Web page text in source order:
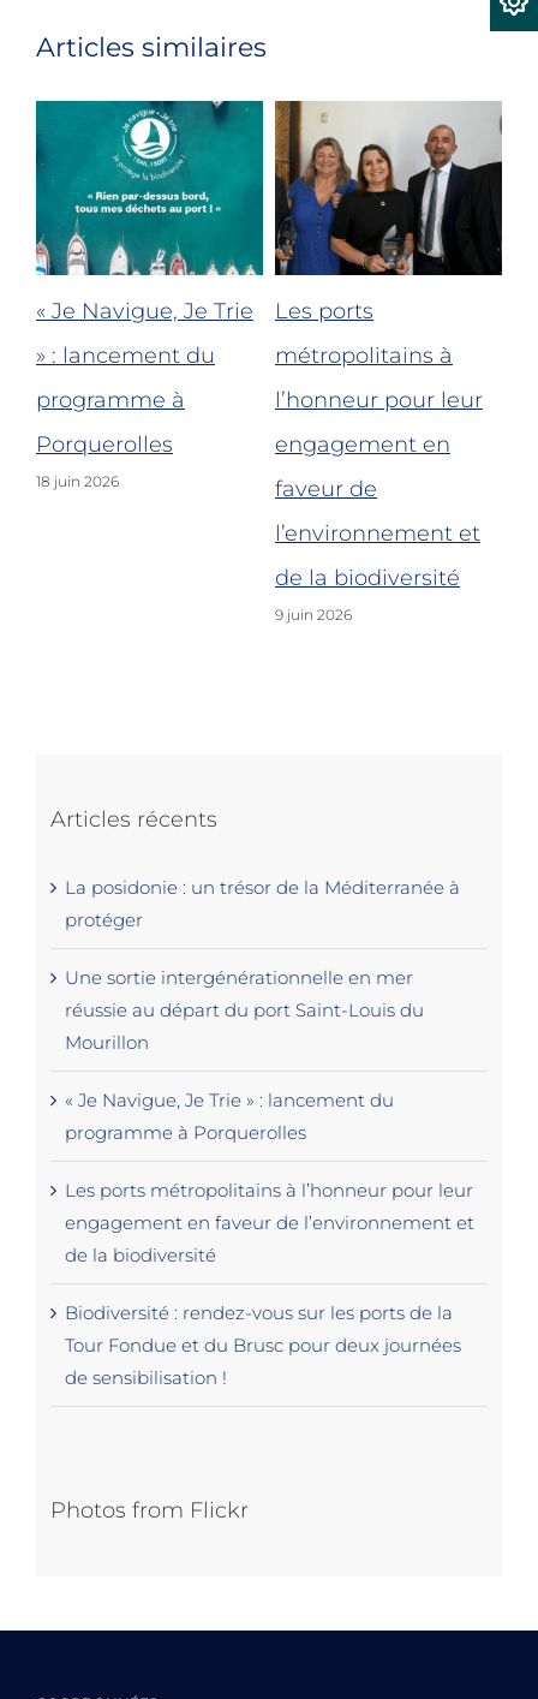
Articles similaires
« Je Navigue, Je Trie
» : lancement du
programme à
Porquerolles
18 juin 2026
Les ports
métropolitains à
l’honneur pour leur
engagement en
faveur de
l’environnement et
de la biodiversité
9 juin 2026
Articles récents
La posidonie : un trésor de la Méditerranée à
protéger
Une sortie intergénérationnelle en mer
réussie au départ du port Saint-Louis du
Mourillon
« Je Navigue, Je Trie » : lancement du
programme à Porquerolles
Les ports métropolitains à l’honneur pour leur
engagement en faveur de l’environnement et
de la biodiversité
Biodiversité : rendez-vous sur les ports de la
Tour Fondue et du Brusc pour deux journées
de sensibilisation !
Photos from Flickr